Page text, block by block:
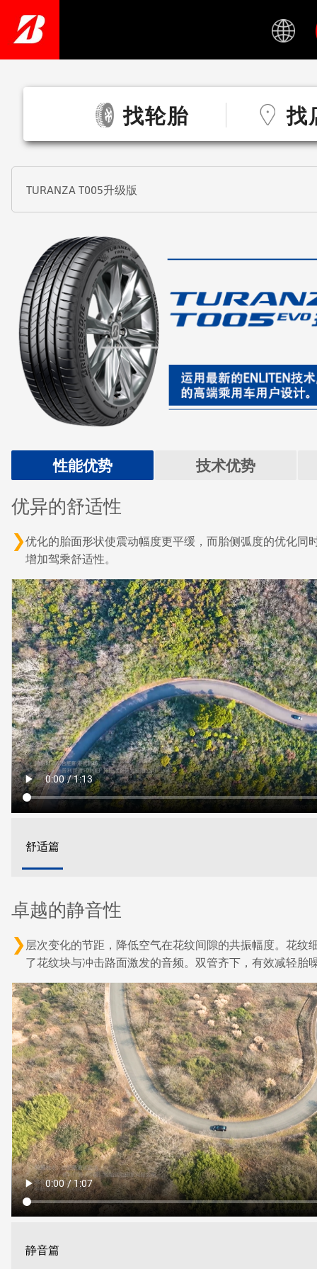
content
找轮胎 找
TURANZA T005升级版
性能优势 技术优势
优异的舒适性
优化的胎面形状使震动幅度更平缓，而胎侧弧度的优化同
增加驾乘舒适性。
舒适篇
卓越的静音性
层次变化的节距，降低空气在花纹间隙的共振幅度。花纹
了花纹块与冲击路面激发的音频。双管齐下，有效减轻胎
静音篇